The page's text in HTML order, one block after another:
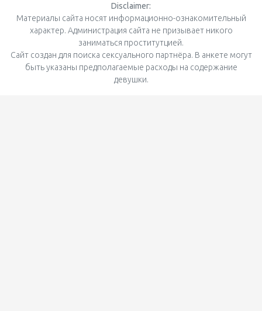
Disclaimer:
Материалы сайта носят информационно-ознакомительный
характер. Администрация сайта не призывает никого
заниматься проститутцией.
Сайт создан для поиска сексуального партнёра. В анкете могут
быть указаны предполагаемые расходы на содержание
девушки.